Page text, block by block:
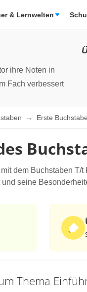
& Lernwelten
ihre Noten in
Fach verbessert
Erste
dem Buchstaben T/
und seine
Thema